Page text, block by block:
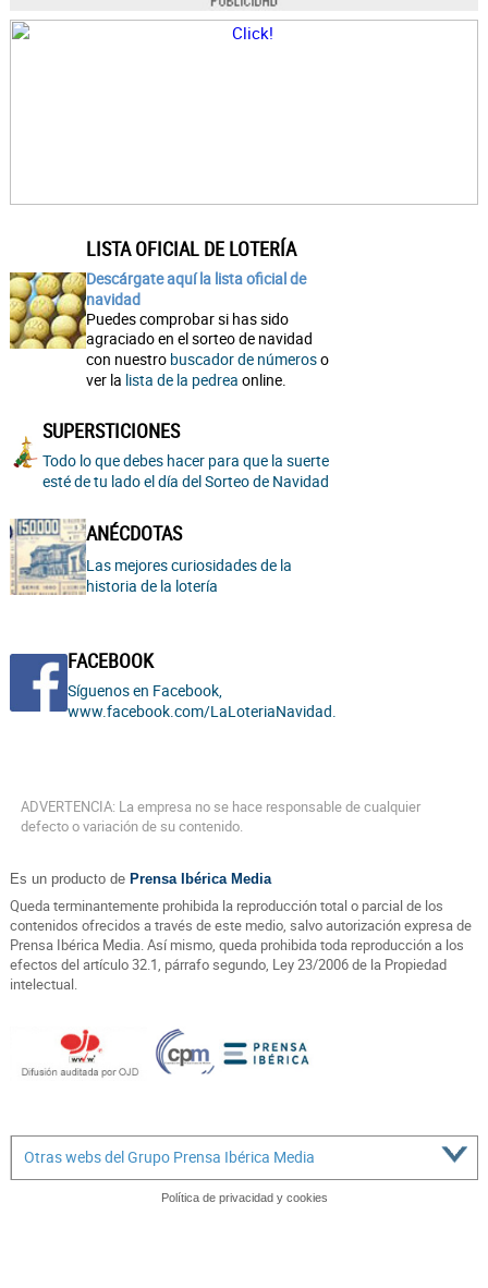
LISTA OFICIAL DE LOTERÍA
Descárgate aquí la lista oficial de
navidad
Puedes comprobar si has sido
agraciado en el sorteo de navidad
con nuestro buscador de númeroso
ver la lista de la pedrea online.
SUPERSTICIONES
Todo lo que debes hacer para que la suerte
esté de tu lado el día del Sorteo de Navidad
ANÉCDOTAS
Las mejores curiosidades de la
historia de la lotería
FACEBOOK
Síguenos en Facebook,
www.facebook.com/LaLoteriaNavidad.
ADVERTENCIA: La empresa no se hace responsable de cualquier
defecto o variación de su contenido.
Es un producto de Prensa Ibérica Media
Queda terminantemente prohibida la reproducción total o parcial de los
contenidos ofrecidos a través de este medio, salvo autorización expresa de
Prensa Ibérica Media. Así mismo, queda prohibida toda reproducción a los
efectos del artículo 32.1, párrafo segundo, Ley 23/2006 de la Propiedad
intelectual.
Otras webs del Grupo Prensa Ibérica Media
Política de privacidad y cookies